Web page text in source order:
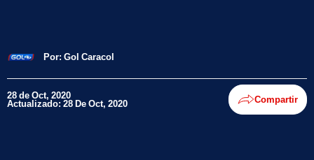
Por: Gol Caracol
28 de Oct, 2020
Actualizado: 28 De Oct, 2020 Compartir